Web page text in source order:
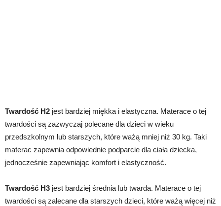
Twardość H2 jest bardziej miękka i elastyczna. Materace o tej
twardości są zazwyczaj polecane dla dzieci w wieku
przedszkolnym lub starszych, które ważą mniej niż 30 kg. Taki
materac zapewnia odpowiednie podparcie dla ciała dziecka,
jednocześnie zapewniając komfort i elastyczność.
Twardość H3 jest bardziej średnia lub twarda. Materace o tej
twardości są zalecane dla starszych dzieci, które ważą więcej niż